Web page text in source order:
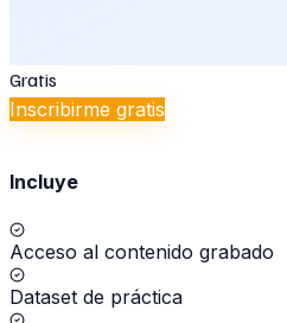
Gratis
Inscribirme gratis
Incluye
Acceso al contenido grabado
Dataset de práctica